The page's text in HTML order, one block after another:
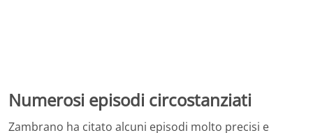
Numerosi episodi circostanziati
Zambrano ha citato alcuni episodi molto precisi e